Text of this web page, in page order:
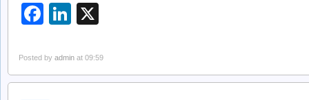
Facebook
LinkedIn
Posted by admin at 09:59